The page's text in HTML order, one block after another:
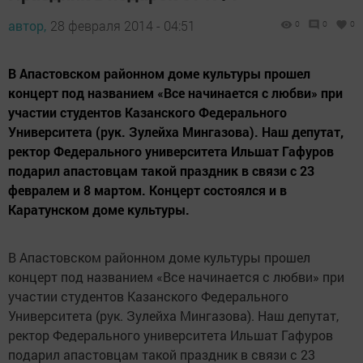
автор, 28 февраля 2014 - 04:51 0 0 0
В Апастовском районном доме культуры прошел
концерт под названием «Все начинается с любви» при
участии студентов Казанского Федерального
Университета (рук. Зулейха Мингазова). Наш депутат,
ректор Федерального университета Ильшат Гафуров
подарил апастовцам такой праздник в связи с 23
февралем и 8 мартом. Концерт состоялся и в
Каратунском доме культуры.
В Апастовском районном доме культуры прошел
концерт под названием «Все начинается с любви» при
участии студентов Казанского Федерального
Университета (рук. Зулейха Мингазова). Наш депутат,
ректор Федерального университета Ильшат Гафуров
подарил апастовцам такой праздник в связи с 23